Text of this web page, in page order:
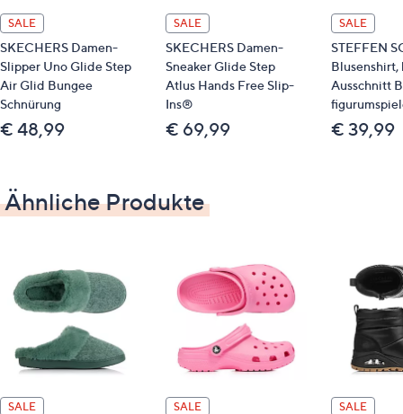
SALE
SKECHERS Damen-
Slipper Uno Glide Step
Air Glid Bungee
Schnürung
€ 48,99
SALE
SKECHERS Damen-
Sneaker Glide Step
Atlus Hands Free Slip-
Ins®
€ 69,99
SALE
STEFFEN
Blusenshirt,
Ausschnitt
€ 39,99
Ähnliche Produkte
SALE SALE SALE